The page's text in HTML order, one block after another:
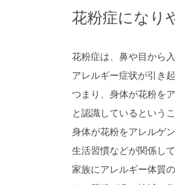
花粉症にな り
花粉症は、鼻や目から
アレルギー症状が引き
つまり、身体が花粉を
と認識しているというこ
身体が花粉をアレルゲ
生活習慣などが関係して
家族にアレルギー体質